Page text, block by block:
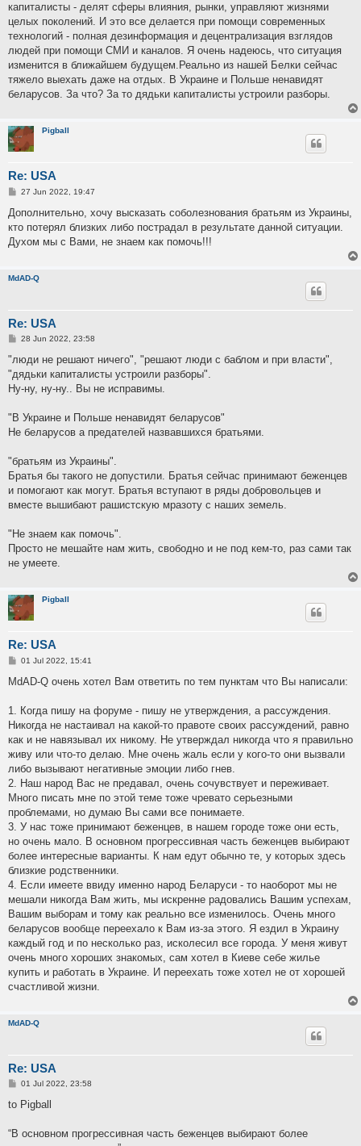
капиталисты - делят сферы влияния, рынки, управляют жизнями
целых поколений. И это все делается при помощи современных
технологий - полная дезинформация и децентрализация взглядов
людей при помощи СМИ и каналов. Я очень надеюсь, что ситуация
изменится в ближайшем будущем.Реально из нашей Белки сейчас
тяжело выехать даже на отдых. В Украине и Польше ненавидят
беларусов. За что? За то дядьки капиталисты устроили разборы.
Pigball
Re: USA
P
s
27 Jun 2022, 19:47
Дополнительно, хочу высказать соболезнования братьям из Украины,
кто потерял близких либо пострадал в результате данной ситуации.
Духом мы с Вами, не знаем как помочь!!!
MdAD-Q
Re: USA
P
s
28 Jun 2022, 23:58
"люди не решают ничего", "решают люди с баблом и при власти",
"дядьки капиталисты устроили разборы".
Ну-ну, ну-ну.. Вы не исправимы.
"В Украине и Польше ненавидят беларусов"
Не беларусов а предателей назвавшихся братьями.
"братьям из Украины".
Братья бы такого не допустили. Братья сейчас принимают беженцев
и помогают как могут. Братья вступают в ряды добровольцев и
вместе вышибают рашистскую мразоту с наших земель.
"Не знаем как помочь".
Просто не мешайте нам жить, свободно и не под кем-то, раз сами так
не умеете.
Pigball
Re: USA
P
s
01 Jul 2022, 15:41
MdAD-Q очень хотел Вам ответить по тем пунктам что Вы написали:
1. Когда пишу на форуме - пишу не утверждения, а рассуждения.
Никогда не настаивал на какой-то правоте своих рассуждений, равно
как и не навязывал их никому. Не утверждал никогда что я правильно
живу или что-то делаю. Мне очень жаль если у кого-то они вызвали
либо вызывают негативные эмоции либо гнев.
2. Наш народ Вас не предавал, очень сочувствует и переживает.
Много писать мне по этой теме тоже чревато серьезными
проблемами, но думаю Вы сами все понимаете.
3. У нас тоже принимают беженцев, в нашем городе тоже они есть,
но очень мало. В основном прогрессивная часть беженцев выбирают
более интересные варианты. К нам едут обычно те, у которых здесь
близкие родственники.
4. Если имеете ввиду именно народ Беларуси - то наоборот мы не
мешали никогда Вам жить, мы искренне радовались Вашим успехам,
Вашим выборам и тому как реально все изменилось. Очень много
беларусов вообще переехало к Вам из-за этого. Я ездил в Украину
каждый год и по несколько раз, исколесил все города. У меня живут
очень много хороших знакомых, сам хотел в Киеве себе жилье
купить и работать в Украине. И переехать тоже хотел не от хорошей
счастливой жизни.
MdAD-Q
Re: USA
P
s
01 Jul 2022, 23:58
to Pigball
“В основном прогрессивная часть беженцев выбирают более